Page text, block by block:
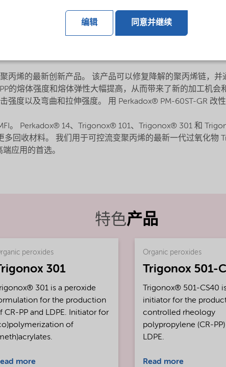
常为 10-30。 低 MFI 的流非常稀有且昂贵
PCR-PP 的性能不如原生塑料。这会影响含有回收 PP 的新
丙烯的最新创新产品。 该产品可以修复降解的聚丙烯链，
的熔体强度和熔体弹性大幅提高，从而带来了新的加工机
强度以及弯曲和拉伸强度。 用 Perkadox® PM-60ST-GR 改
。 Perkadox® 14、Trigonox® 101、Trigonox® 301 和
多回收材料。 我们用于可控流变聚丙烯的最新一代过氧化
应用的首选。
特色产品
peroxides
301
301 is a peroxide
for the production
CR-PP and LDPE. Initiator for
of
more
Organic peroxides
Trigonox 501-
Trigonox® 501-CS40
initiator for the
controlled rheology
polypropylene (CR-PP)
LDPE.
Read more
编辑 同意并继续